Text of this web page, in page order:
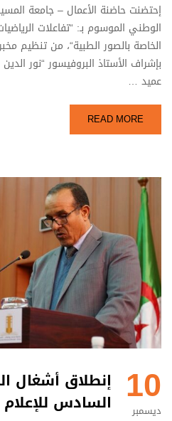
إحتضنت حاضنة الأعمال – جامعة
الوطني الموسوم بـ: “تفاعلات
الخاصة بالصور الطبية“، من تنظيم
بإشراف الأستاذ البروفيسور “نور
عميد …
READ MORE
10
ديسمبر
إنطلاق أشغال
السادس